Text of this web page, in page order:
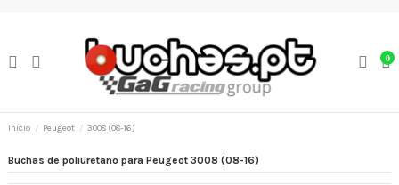
0
Início Peugeot 3008 (08-16)
Buchas de poliuretano para Peugeot 3008 (08-16)